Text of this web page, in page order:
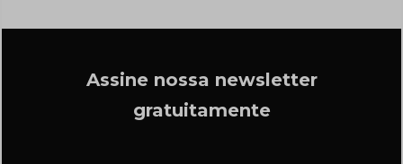
Assine nossa newsletter
gratuitamente